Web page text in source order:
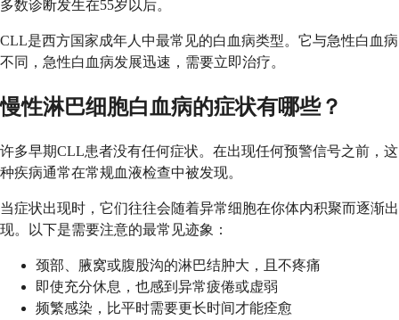
多数诊断发生在55岁以后。
CLL是西方国家成年人中最常见的白血病类型。它与急性白血病
不同，急性白血病发展迅速，需要立即治疗。
慢性淋巴细胞白血病的症状有哪些？
许多早期CLL患者没有任何症状。在出现任何预警信号之前，这
种疾病通常在常规血液检查中被发现。
当症状出现时，它们往往会随着异常细胞在你体内积聚而逐渐出
现。以下是需要注意的最常见迹象：
颈部、腋窝或腹股沟的淋巴结肿大，且不疼痛
即使充分休息，也感到异常疲倦或虚弱
频繁感染，比平时需要更长时间才能痊愈